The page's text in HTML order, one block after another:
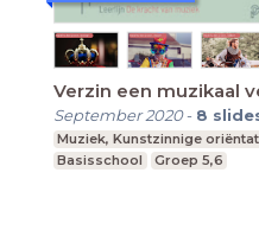
Verzin een muzikaal
September 2020- 8
Muziek, Kunstzinnige
Basisschool
Groep 5,6